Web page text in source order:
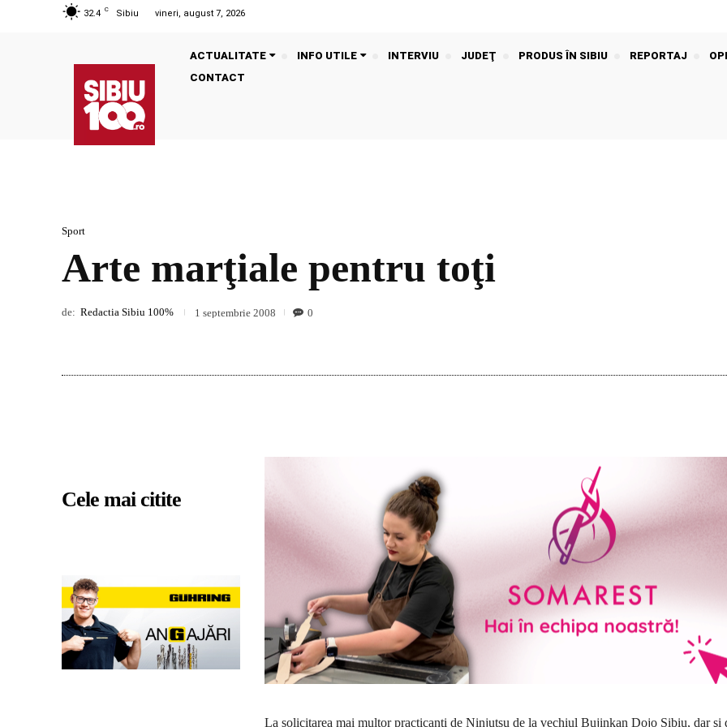
32.4 C Sibiu vineri, august 7, 2026
ACTUALITATE INFO UTILE INTERVIU JUDEŢ PRODUS ÎN SIBIU REPORTAJ
CONTACT
Sport
Arte marţiale pentru toţi
de: Redactia Sibiu 100% 1 septembrie 2008 0
Cele mai citite
La solicitarea mai multor prac­ticanţi de Ninjutsu de la vechiul Bujinkan Dojo Sibiu, dar şi